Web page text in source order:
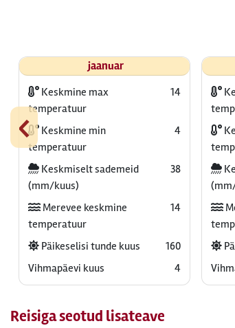
‹
jaanuar
Keskmine max
temperatuur
14
Keskmine min
temperatuur
4
Keskmiselt sademeid
(mm/kuus)
38
Merevee keskmine
temperatuur
14
Päikeselisi tunde kuus
160
Vihmapäevi kuus
4
Reisiga seotud lisateave